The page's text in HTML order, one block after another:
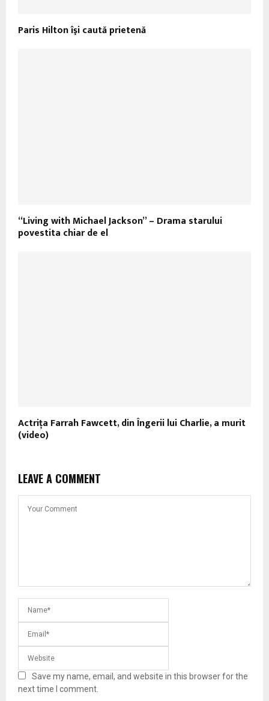
Paris Hilton îşi caută prietenă
“Living with Michael Jackson” – Drama starului
povestita chiar de el
Actriţa Farrah Fawcett, din Îngerii lui Charlie, a murit
(video)
LEAVE A COMMENT
Save my name, email, and website in this browser for the
next time I comment.